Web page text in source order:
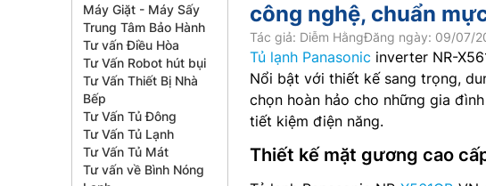
Máy Giặt - Máy Sấy
Trung Tâm Bảo Hành
Tư vấn Điều Hòa
Tư Vấn Robot hút bụi
Tư Vấn Thiết Bị Nhà
Bếp
Tư Vấn Tủ Đông
Tư Vấn Tủ Lạnh
Tư Vấn Tủ Mát
Tư vấn về Bình Nóng
công nghệ, chuẩn
Tác giả: Diễm HằngĐăng ngày: 09/07/
Tủ lạnh Panasonic inverter NR-
Nổi bật với thiết kế sang trọng,
chọn hoàn hảo cho những gia
tiết kiệm điện năng.
Thiết kế mặt gương cao